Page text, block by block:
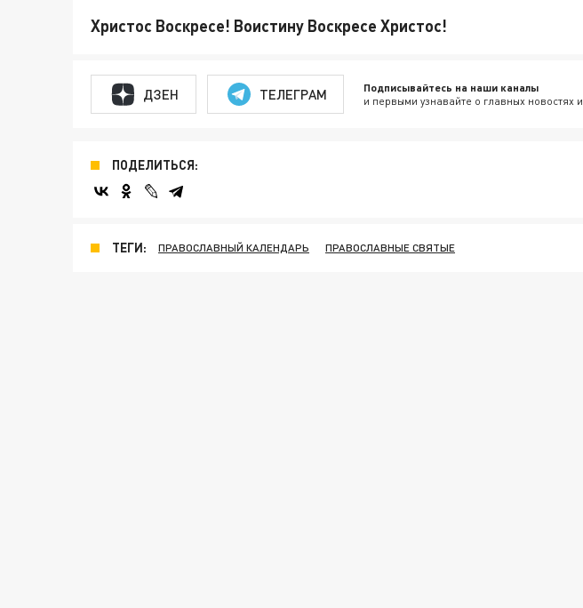
Христос Воскресе! Воистину Воскресе Христос!
ДЗЕН ТЕЛЕГРАМ Подписывайтесь на наши каналы
и первыми узнавайте о главных новостях
ПОДЕЛИТЬСЯ:
ТЕГИ: ПРАВОСЛАВНЫЙ КАЛЕНДАРЬ ПРАВОСЛАВНЫЕ СВЯТЫЕ